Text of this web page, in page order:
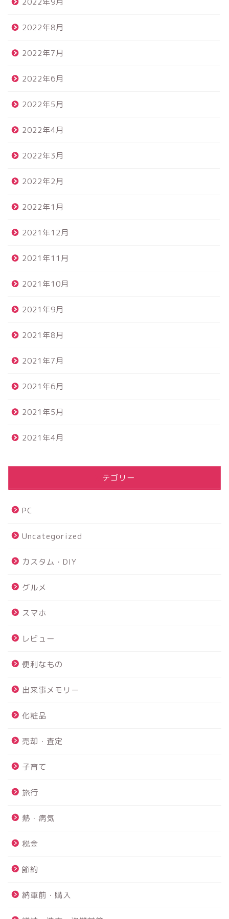
2022年8月
2022年7月
2022年6月
2022年5月
2022年4月
2022年3月
2022年2月
2022年1月
2021年12月
2021年11月
2021年10月
2021年9月
2021年8月
2021年7月
2021年6月
2021年5月
2021年4月
カテゴリー
PC
Uncategorized
カスタム・DIY
グルメ
スマホ
レビュー
便利なもの
出来事メモリー
化粧品
売却・査定
子育て
旅行
熱・病気
税金
節約
納車前・購入